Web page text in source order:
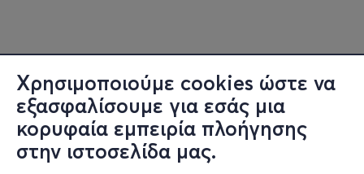
Χρησιμοποιούμε cookies ώστε να
εξασφαλίσουμε για εσάς μια
κορυφαία εμπειρία πλοήγησης
στην ιστοσελίδα μας.